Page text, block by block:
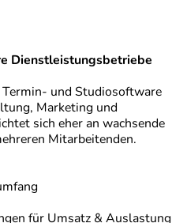
Dienstleistungsbetriebe
und Studio­software
Marketing und
sich eher an wachsende
Mitarbeitenden.
für Umsatz & Auslastung